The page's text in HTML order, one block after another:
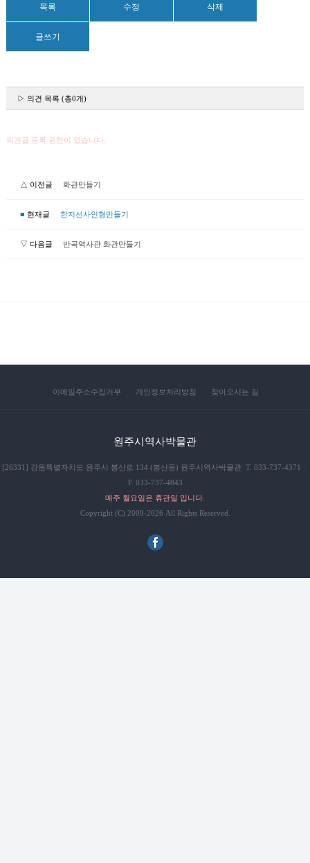
목록 수정 삭제
글쓰기
▷ 의견 목록 (총0개)
의견글 등록 권한이 없습니다.
△ 이전글 화관만들기
■ 현재글 한지선사인형만들기
▽ 다음글 반곡역사관 화관만들기
이메일주소수집거부 개인정보처리방침 찾아오시는 길
원주시역사박물관
[26331] 강원특별자치도 원주시 봉산로 134 (봉산동) 원주시역사박물관 T. 033-737-4371ㆍ
F. 033-737-4843
매주 월요일은 휴관일 입니다.
Copyright (C) 2009-2026 All Rights Reserved.